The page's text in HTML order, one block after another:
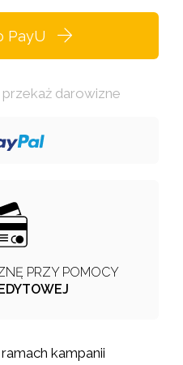
PayU
darowizne
PRZY POMOCY
kampanii